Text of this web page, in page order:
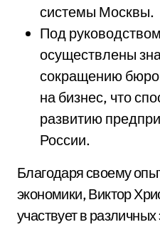
системы Москвы.
Под
осуществлены
сокращению
на бизнес, что
развитию
России.
Благодаря своему
экономики, Виктор
участвует в